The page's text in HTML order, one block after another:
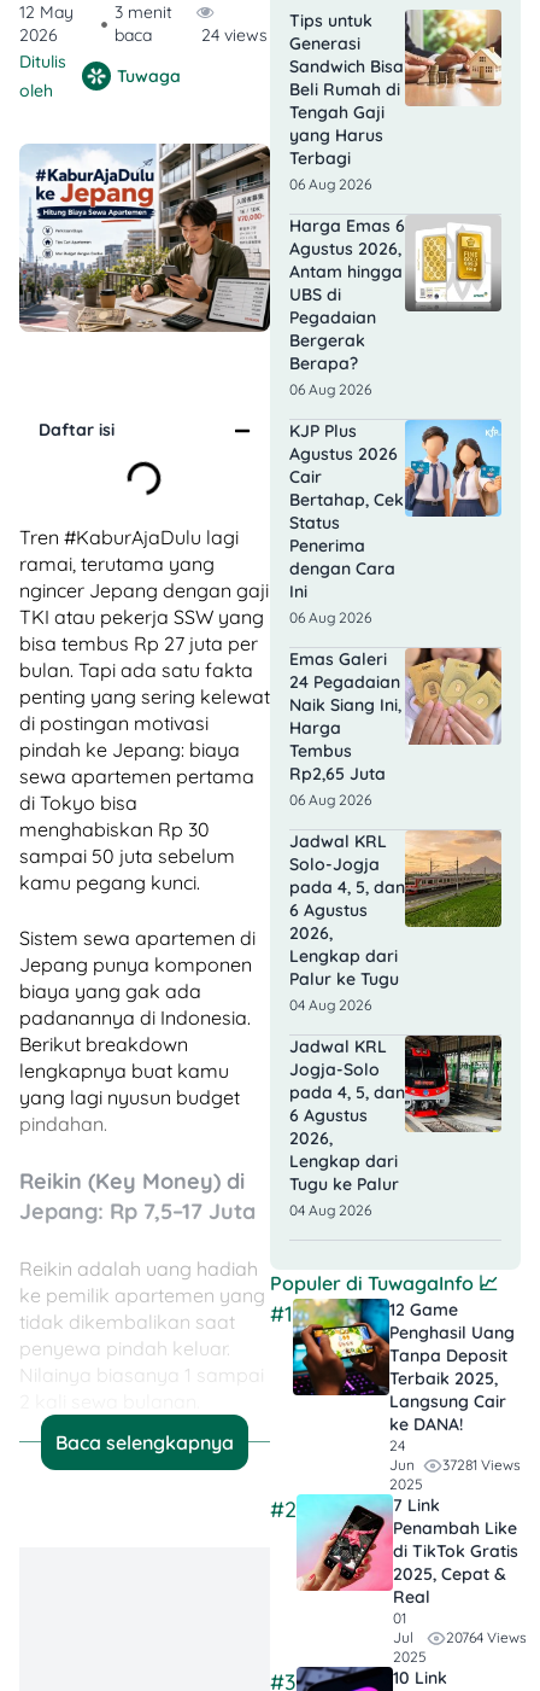
12 May
2026
3 menit
baca
24 views
Ditulis
oleh
Tuwaga
Daftar isi
Tren #KaburAjaDulu lagi
ramai, terutama yang
ngincer Jepang dengan gaji
TKI atau pekerja SSW yang
bisa tembus Rp 27 juta per
bulan. Tapi ada satu fakta
penting yang sering kelewat
di postingan motivasi
pindah ke Jepang: biaya
sewa apartemen pertama
di Tokyo bisa
menghabiskan Rp 30
sampai 50 juta sebelum
kamu pegang kunci.
Sistem sewa apartemen di
Jepang punya komponen
biaya yang gak ada
padanannya di Indonesia.
Berikut breakdown
lengkapnya buat kamu
yang lagi nyusun budget
pindahan.
Reikin (Key Money) di
Jepang: Rp 7,5–17 Juta
Reikin adalah uang hadiah
ke pemilik apartemen yang
tidak dikembalikan saat
penyewa pindah keluar.
Nilainya biasanya 1 sampai
Tradisi reikin sudah ratusan
Baca selengkapnya
Tips untuk
Generasi
Sandwich Bisa
Beli Rumah di
Tengah Gaji
yang Harus
Terbagi
06 Aug 2026
Harga Emas 6
Agustus 2026,
Antam hingga
UBS di
Pegadaian
Bergerak
Berapa?
06 Aug 2026
KJP Plus
Agustus 2026
Cair
Bertahap, Cek
Status
Penerima
dengan Cara
Ini
06 Aug 2026
Emas Galeri
24 Pegadaian
Naik Siang Ini,
Harga
Tembus
Rp2,65 Juta
06 Aug 2026
Jadwal KRL
Solo-Jogja
pada 4, 5, dan
6 Agustus
2026,
Lengkap dari
Palur ke Tugu
04 Aug 2026
Jadwal KRL
Jogja-Solo
pada 4, 5, dan
6 Agustus
2026,
Lengkap dari
Tugu ke Palur
04 Aug 2026
Populer di TuwagaInfo 📈
#1
12 Game
Penghasil Uang
Tanpa Deposit
Terbaik 2025,
Langsung Cair
ke DANA!
24
Jun
2025
37281 Views
#2
7 Link
Penambah Like
di TikTok Gratis
2025, Cepat &
Real
01
Jul
2025
20764 Views
#3
10 Link